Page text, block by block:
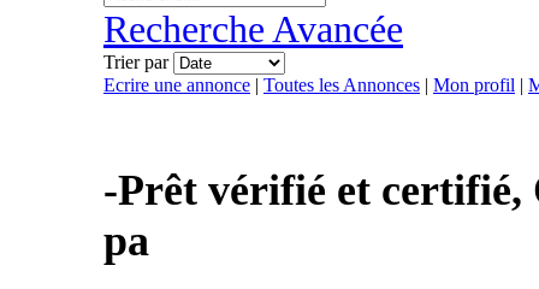
Recherche Avancée
Trier par
Ecrire une annonce | Toutes les Annonces | Mon profil |
-Prêt vérifié et certifié,
pa